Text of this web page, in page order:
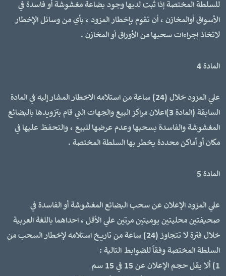
للسلطة المختصة إذا ثبت لديها وجود بضاعة مغشوشة أو فاسدة في
الأسواق أوالمخازن ، أن تقوم بإخطار المزود ، بأي من وسائل الإخطار
لاتخاذ إجراءات سحبها من الأوراق أو المخازن .
المادة 4
علي المزود خلال (24) ساعة من استلامه الاخطار المشار إليه في المادة
السابقة (المادة 3)اعلان مراكز البيع والجهات التي قام بتزويدها بالبضائع
المغشوشة والفاسدة بسحبها وعدم عرضها للبيع ، والتحفظ عليها في
مكان أو أماكن محددة يخطر بها السلطة المختصة .
المادة 5
علي المزود الإعلان عن سحب البضائع المغشوشة أو الفاسدة في
صحيفتين محليتين يوميتين مرتين علي الأقل ، احداهما باللغة العربية
خلال فترة لا تتجاوز (24) ساعة من تاريخ استلامه لإخطار السحب من
السلطة المختصة وفقاً للضوابط التالية :
1) ألا يقل حجم الإعلان عن 15 في 15 سم